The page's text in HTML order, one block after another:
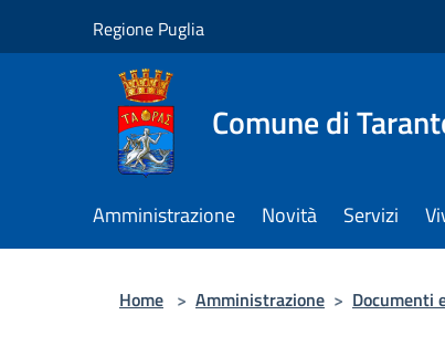
Regione Puglia
Comune di
Amministrazione Novità Servizi
Home > Amministrazione > Documenti